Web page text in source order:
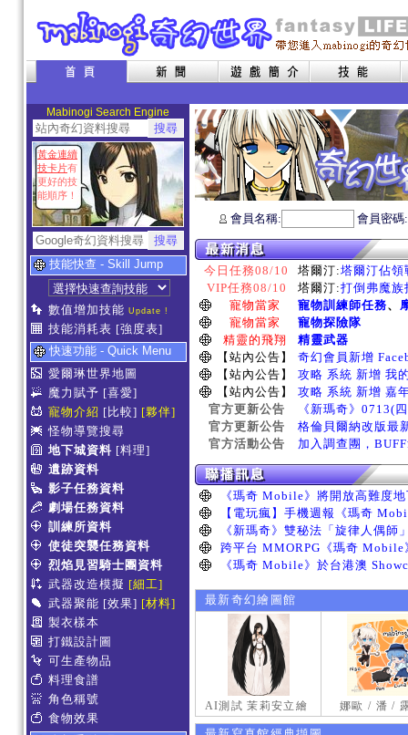
Mabinogi Search Engine
黃金連續
技卡片有
更好的技
能順序！
技能快查 - Skill Jump
數值增加技能 Update !
技能消耗表 [強度表]
快速功能 - Quick Menu
愛爾琳世界地圖
魔力賦予 [喜愛]
寵物介紹 [比較] [夥伴]
怪物導覽搜尋
地下城資料 [料理]
遺跡資料
影子任務資料
劇場任務資料
訓練所資料
使徒突襲任務資料
烈焰見習騎士團資料
武器改造模擬 [細工]
武器聚能 [效果] [材料]
製衣樣本
打鐵設計圖
可生產物品
料理食譜
角色稱號
食物效果
會員名稱: 會員密
今日任務08/10 塔爾汀:塔爾汀佔領
VIP任務08/10
塔爾汀:打倒弗魔族
寵物當家
寵物訓練師任務、
寵物當家
寵物探險隊
精靈的飛翔
精靈武器
【站內公告】
奇幻會員新增
【站內公告】
攻略 系統 新增 我
【站內公告】
攻略 系統 新增 嘉
官方更新公告
《新瑪奇》0713(
官方更新公告
格倫貝爾納改版最
官方活動公告
加入調查團，
最新奇幻繪圖館
AI測試 茉莉安立繪 娜歐 / 潘 /